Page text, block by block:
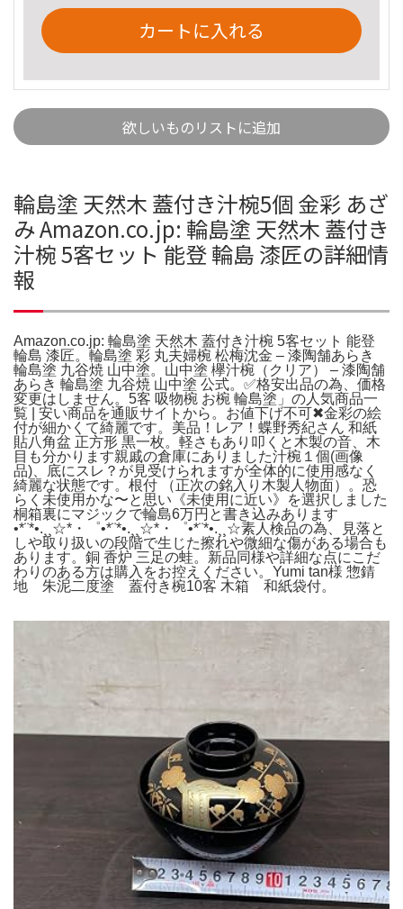
カートに入れる
欲しいものリストに追加
輪島塗 天然木 蓋付き汁椀5個 金彩 あざ
み Amazon.co.jp: 輪島塗 天然木 蓋付き
汁椀 5客セット 能登 輪島 漆匠の詳細情
報
Amazon.co.jp: 輪島塗 天然木 蓋付き汁椀 5客セット 能登
輪島 漆匠。輪島塗 彩 丸夫婦椀 松梅沈金 – 漆陶舗あらき
輪島塗 九谷焼 山中塗。山中塗 欅汁椀（クリア） – 漆陶舗
あらき 輪島塗 九谷焼 山中塗 公式。✅格安出品の為、価格
変更はしません。5客 吸物椀 お椀 輪島塗」の人気商品一
覧 | 安い商品を通販サイトから。お値下げ不可✖金彩の絵
付が細かくて綺麗です。美品！レア！蝶野秀紀さん 和紙
貼八角盆 正方形 黒一枚。軽さもあり叩くと木製の音、木
目も分かります親戚の倉庫にありました汁椀１個(画像
品)、底にスレ？が見受けられますが全体的に使用感なく
綺麗な状態です。根付 （正次の銘入り木製人物面）。恐
らく未使用かな〜と思い《未使用に近い》を選択しました
桐箱裏にマジックで輪島6万円と書き込みあります
•*¨*•.¸¸☆*・゜•*¨*•.¸¸☆*・゜•*¨*•.¸¸☆素人検品の為、見落と
しや取り扱いの段階で生じた擦れや微細な傷がある場合も
あります。銅 香炉 三足の蛙。新品同様や詳細な点にこだ
わりのある方は購入をお控えください。Yumi tan様 惣錆
地 朱泥二度塗 蓋付き椀10客 木箱 和紙袋付。